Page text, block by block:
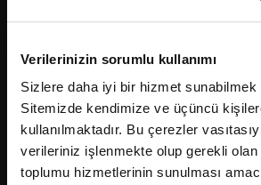
Verilerinizin sorumlu kullanımı
Sizlere daha iyi bir hizmet sunabilmek
Sitemizde kendimize ve üçüncü
kullanılmaktadır. Bu çerezler
verileriniz işlenmekte olup gerekli
toplumu hizmetlerinin sunulması
2026Fikriyat. Tüm hakları saklıdır.